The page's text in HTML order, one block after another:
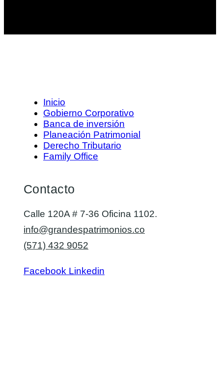
Inicio
Gobierno Corporativo
Banca de inversión
Planeación Patrimonial
Derecho Tributario
Family Office
Contacto
Calle 120A # 7-36 Oficina 1102.
info@grandespatrimonios.co
(571) 432 9052
Facebook Linkedin